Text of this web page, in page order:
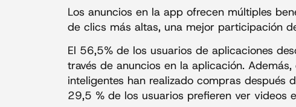
Los anuncios en la app ofrecen múltiples
de clics más altas, una mejor participación
El 56,5% de los usuarios de aplicaciones
través de anuncios en la aplicación.
inteligentes han realizado compras
29,5 % de los usuarios prefieren ver videos